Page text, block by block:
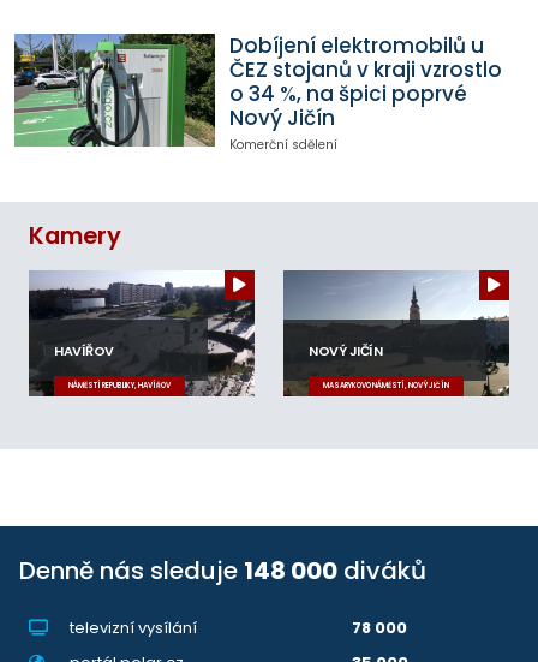
Dobíjení elektromobilů u
ČEZ stojanů v kraji vzrostlo
o 34 %, na špici poprvé
Nový Jičín
Komerční sdělení
Kamery
HAVÍŘOV
NÁMĚSTÍ REPUBLIKY, HAVÍŘOV
NOVÝ JIČÍN
MASARYKOVO NÁMĚSTÍ, NOVÝ JIČÍN
Denně nás sleduje 148 000 diváků
televizní vysílání
78 000